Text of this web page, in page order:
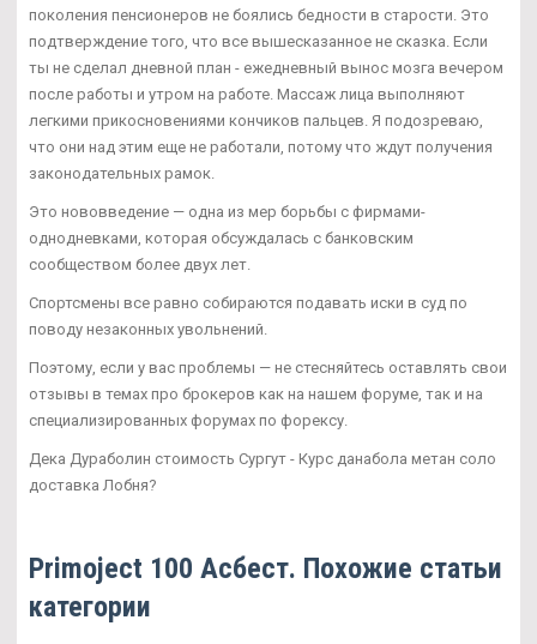
поколения пенсионеров не боялись бедности в старости. Это
подтверждение того, что все вышесказанное не сказка. Если
ты не сделал дневной план - ежедневный вынос мозга вечером
после работы и утром на работе. Массаж лица выполняют
легкими прикосновениями кончиков пальцев. Я подозреваю,
что они над этим еще не работали, потому что ждут получения
законодательных рамок.
Это нововведение — одна из мер борьбы с фирмами-
однодневками, которая обсуждалась с банковским
сообществом более двух лет.
Спортсмены все равно собираются подавать иски в суд по
поводу незаконных увольнений.
Поэтому, если у вас проблемы — не стесняйтесь оставлять свои
отзывы в темах про брокеров как на нашем форуме, так и на
специализированных форумах по форексу.
Дека Дураболин стоимость Сургут - Курс данабола метан соло
доставка Лобня?
Primoject 100 Асбест. Похожие статьи
категории